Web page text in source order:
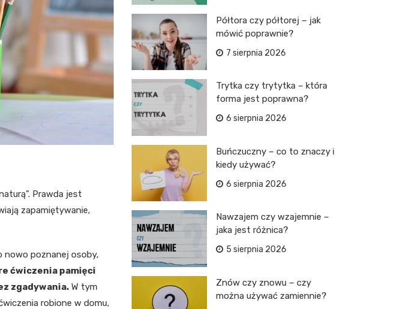
Prawda jest
zapamiętywanie,
nowo poznanej osoby,
ćwiczenia pamięci
zgadywania. W tym
robione w domu,
Półtora czy półtorej – jak
mówić poprawnie?
7 sierpnia 2026
Trytka czy trytytka – która
forma jest poprawna?
6 sierpnia 2026
Buńczuczny – co to znaczy i
kiedy używać?
6 sierpnia 2026
Nawzajem czy wzajemnie –
jaka jest różnica?
5 sierpnia 2026
Znów czy znowu – czy
można używać zamiennie?